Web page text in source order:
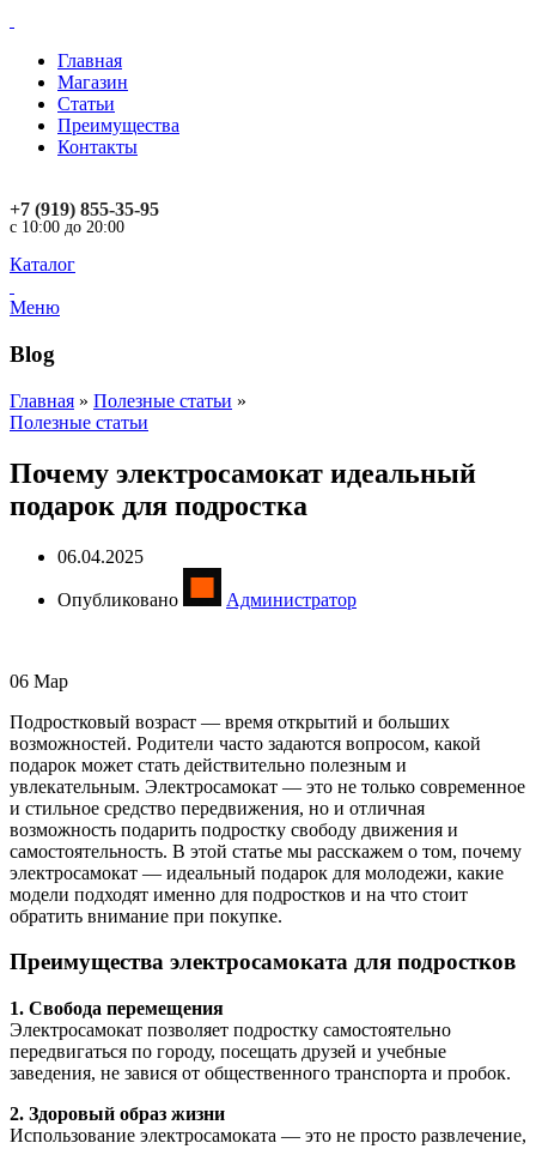
Главная
Магазин
Статьи
Преимущества
Контакты
+7 (919) 855-35-95
с 10:00 до 20:00
Каталог
Меню
Blog
Главная » Полезные статьи »
Полезные статьи
Почему электросамокат идеальный
подарок для подростка
06.04.2025
Опубликовано Администратор
06 Мар
Подростковый возраст — время открытий и больших
возможностей. Родители часто задаются вопросом, какой
подарок может стать действительно полезным и
увлекательным. Электросамокат — это не только современное
и стильное средство передвижения, но и отличная
возможность подарить подростку свободу движения и
самостоятельность. В этой статье мы расскажем о том, почему
электросамокат — идеальный подарок для молодежи, какие
модели подходят именно для подростков и на что стоит
обратить внимание при покупке.
Преимущества электросамоката для подростков
1. Свобода перемещения
Электросамокат позволяет подростку самостоятельно
передвигаться по городу, посещать друзей и учебные
заведения, не завися от общественного транспорта и пробок.
2. Здоровый образ жизни
Использование электросамоката — это не просто развлечение,